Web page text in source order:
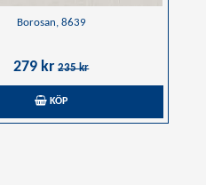
Borosan, 8639
279 kr235 kr
KÖP